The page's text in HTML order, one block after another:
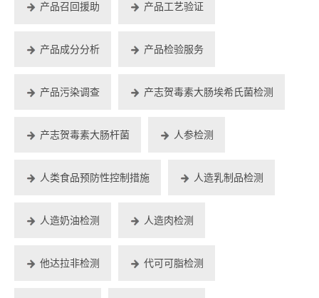
产品召回援助 产品工艺验证
产品成分分析 产品检验服务
产品污染调查 产志贺毒素大肠埃希氏菌检测
产志贺毒素大肠杆菌 人参检测
人类食品预防性控制措施 人造乳制品检测
人造奶油检测 人造肉检测
他达拉非检测 代可可脂检测